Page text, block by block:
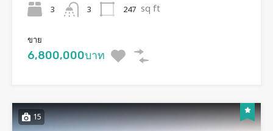
3
3
247 sq ft
ขาย
6,800,000บาท
15